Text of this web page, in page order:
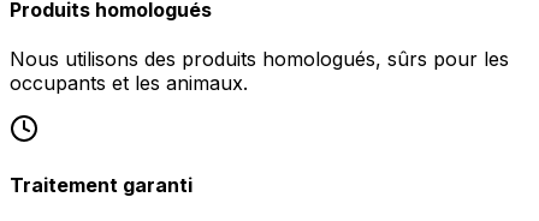
Produits homologués
Nous utilisons des produits homologués, sûrs pour les
occupants et les animaux.
Traitement garanti